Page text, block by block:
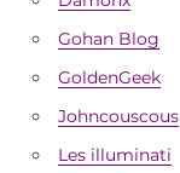
Gohan Blog
GoldenGeek
Johncouscous
Les illuminati